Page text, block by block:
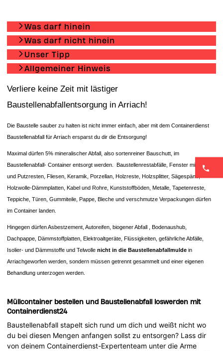
Was darf hinein
Was darf nicht hinein
Unser Tipp
Allgemeiner Hinweis
Verliere keine Zeit mit lästiger
Baustellenabfallentsorgung in Arriach!
Die Baustelle sauber zu halten ist nicht immer einfach, aber mit dem Containerdienst
Baustellenabfall für Arriach ersparst du dir die Entsorgung!
Maximal dürfen 5% mineralischer Abfall, also sortenreiner Bauschutt, im
Baustellenabfall- Container entsorgt werden. Baustellenrestabfälle, Fenster mit Glas-
und Putzresten, Fliesen, Keramik, Porzellan, Holzreste, Holzsplitter, Sägespäne,
Holzwolle-Dämmplatten, Kabel und Rohre, Kunststoffböden, Metalle, Tapetenreste,
Teppiche, Türen, Gummiteile, Pappe, Bleche und verschmutze Verpackungen dürfen
im Container landen.
Hingegen dürfen Asbestzement, Autoreifen, biogener Abfall , Bodenaushub,
Dachpappe, Dämmstoffplatten, Elektroaltgeräte, Flüssigkeiten, gefährliche Abfälle,
Isolier- und Dämmstoffe und Telwollenicht in die Baustellenabfallmulde in
Arriachgeworfen werden, sondern müssen getrennt gesammelt und einer eigenen
Behandlung unterzogen werden.
Müllcontainer bestellen und Baustellenabfall loswerden mit
Containerdienst24
Baustellenabfall stapelt sich rund um dich und weißt nicht wo
du bei diesen Mengen anfangen sollst zu entsorgen? Lass dir
von deinem Containerdienst-Expertenteam unter die Arme